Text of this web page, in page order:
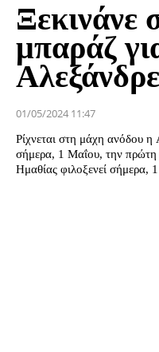
Ξεκινάνε
μπαράζ
01/05/2024 11:47
Ρίχνεται στη μάχη ανόδου η
σήμερα, 1 Μαΐου, την
Ημαθίας φιλοξενεί σήμερα,